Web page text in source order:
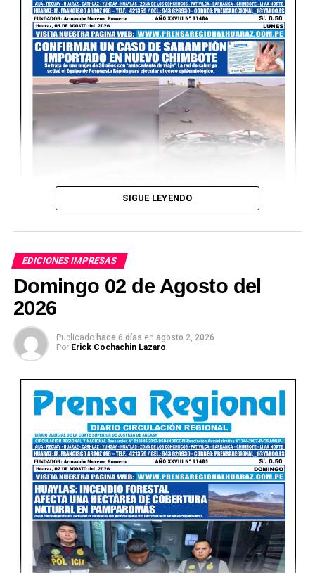
Ver Online
SIGUE LEYENDO
EDICIONES IMPRESAS
Domingo 02 de Agosto del
2026
Publicado hace 6 días en agosto 2, 2026
Por Erick Cochachin Lazaro